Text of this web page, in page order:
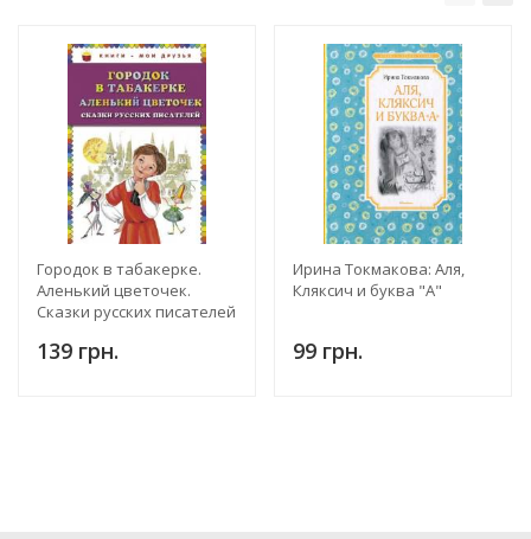
Городок в табакерке.
Аленький цветочек.
Сказки русских писателей
139 грн.
Ирина Токмакова: Аля,
Кляксич и буква "А"
99 грн.